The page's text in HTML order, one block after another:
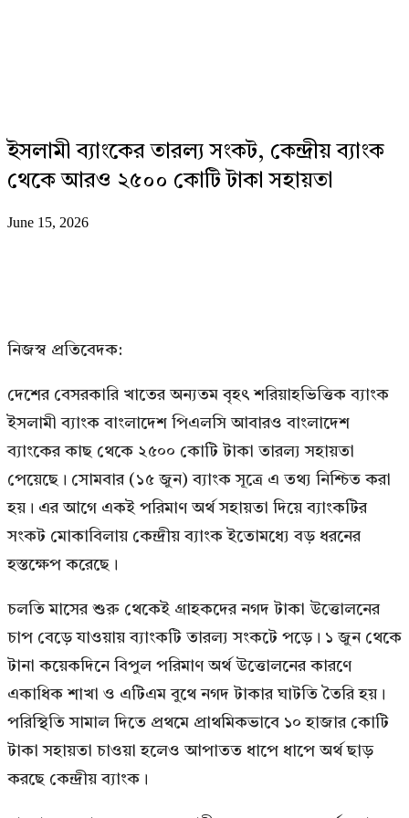
ইসলামী ব্যাংকের তারল্য সংকট, কেন্দ্রীয় ব্যাংক
থেকে আরও ২৫০০ কোটি টাকা সহায়তা
June 15, 2026
নিজস্ব প্রতিবেদক:
দেশের বেসরকারি খাতের অন্যতম বৃহৎ শরিয়াহভিত্তিক ব্যাংক
ইসলামী ব্যাংক বাংলাদেশ পিএলসি আবারও বাংলাদেশ
ব্যাংকের কাছ থেকে ২৫০০ কোটি টাকা তারল্য সহায়তা
পেয়েছে। সোমবার (১৫ জুন) ব্যাংক সূত্রে এ তথ্য নিশ্চিত করা
হয়। এর আগে একই পরিমাণ অর্থ সহায়তা দিয়ে ব্যাংকটির
সংকট মোকাবিলায় কেন্দ্রীয় ব্যাংক ইতোমধ্যে বড় ধরনের
হস্তক্ষেপ করেছে।
চলতি মাসের শুরু থেকেই গ্রাহকদের নগদ টাকা উত্তোলনের
চাপ বেড়ে যাওয়ায় ব্যাংকটি তারল্য সংকটে পড়ে। ১ জুন থেকে
টানা কয়েকদিনে বিপুল পরিমাণ অর্থ উত্তোলনের কারণে
একাধিক শাখা ও এটিএম বুথে নগদ টাকার ঘাটতি তৈরি হয়।
পরিস্থিতি সামাল দিতে প্রথমে প্রাথমিকভাবে ১০ হাজার কোটি
টাকা সহায়তা চাওয়া হলেও আপাতত ধাপে ধাপে অর্থ ছাড়
করছে কেন্দ্রীয় ব্যাংক।